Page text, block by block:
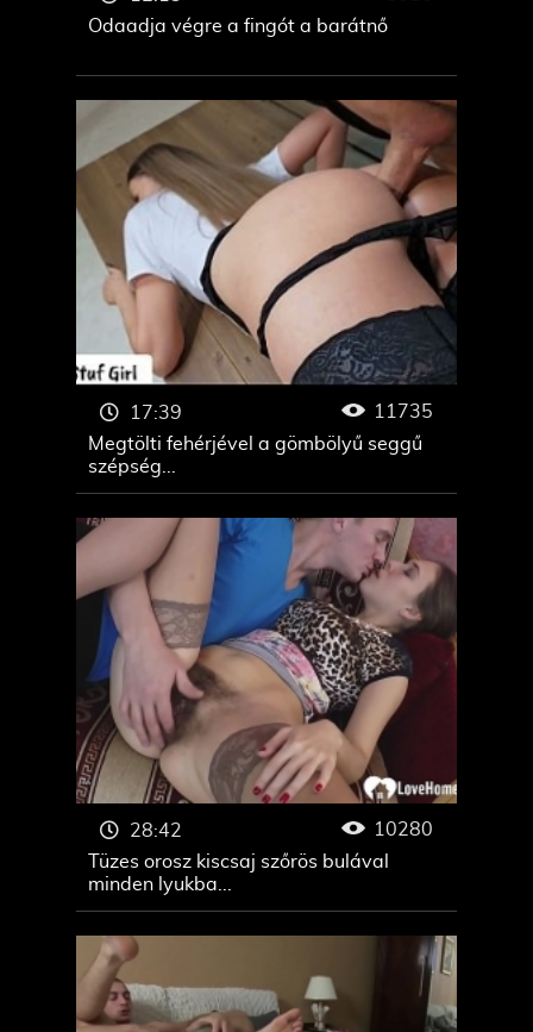
Odaadja végre a fingót a barátnő
Megtölti fehérjével a gömbölyű seggű
szépség...
17:39 11735
Tüzes orosz kiscsaj szőrös bulával
minden lyukba...
28:42 10280